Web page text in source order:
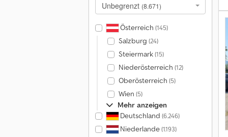
Unbegrenzt (8.671)
Österreich (145)
Salzburg (24)
Steiermark(15)
Niederösterreich (12)
Oberösterreich (5)
Wien (5)
Mehr anzeigen
Deutschland (6.246)
Niederlande(1.193)